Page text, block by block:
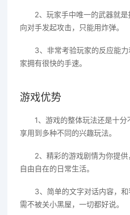
2、玩家手中唯一的武器就
向对手发起攻击，只能用炸弹。
3、非常考验玩家的反应能
家拥有很快的手速。
游戏优势
1、游戏的整体玩法还是十
享用到多种不同的兴趣玩法。
2、精彩的游戏剧情为你提
自由自在的日常生活。
3、简单的文字对话内容，
需不被关小黑屋，一切都好说。